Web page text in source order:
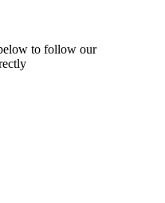
to follow our